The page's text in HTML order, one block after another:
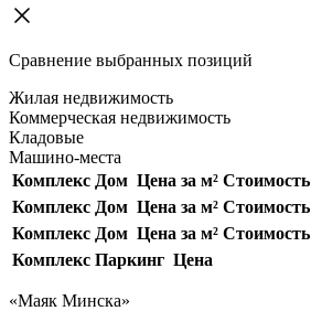
Сравнение выбранных позиций
Жилая недвижимость
Коммерческая недвижимость
Кладовые
Машино-места
Комплекс Дом Цена за м² Стоимость
Комплекс Дом Цена за м² Стоимость
Комплекс Дом Цена за м² Стоимость
Комплекс Паркинг Цена
«Маяк Минска»